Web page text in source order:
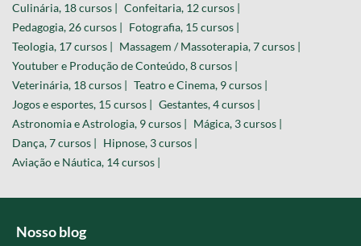
Culinária, 18 cursos | Confeitaria, 12 cursos |
Pedagogia, 26 cursos | Fotografia, 15 cursos |
Teologia, 17 cursos | Massagem / Massoterapia, 7 cursos |
Youtuber e Produção de Conteúdo, 8 cursos |
Veterinária, 18 cursos | Teatro e Cinema, 9 cursos |
Jogos e esportes, 15 cursos | Gestantes, 4 cursos |
Astronomia e Astrologia, 9 cursos | Mágica, 3 cursos |
Dança, 7 cursos | Hipnose, 3 cursos |
Aviação e Náutica, 14 cursos |
Nosso blog